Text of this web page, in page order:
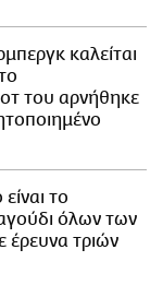
καλείται
του αρνήθηκε
το
όλων των
έρευνα τριών